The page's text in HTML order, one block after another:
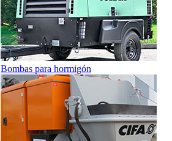
Bombas para hormigón